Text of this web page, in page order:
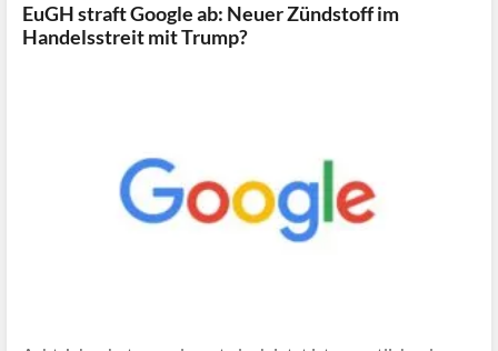
EuGH straft Google ab: Neuer Zündstoff im
Handelsstreit mit Trump?